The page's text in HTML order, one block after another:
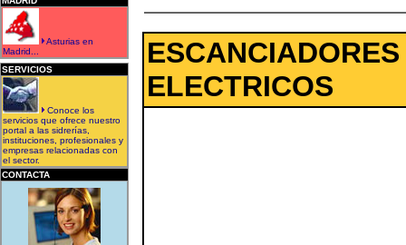
Asturias en
Madrid...
SERVICIOS
Conoce los
servicios que ofrece nuestro
portal a las sidrerías,
instituciones, profesionales y
empresas relacionadas con
el sector.
CONTACTA
ELECTRICOS